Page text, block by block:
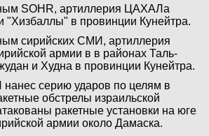
SOHR, артиллерия ЦАХАЛа
"Хизбаллы" в провинции Кунейтра.
сирийских СМИ, артиллерия
армии в в районах Таль-
и Худна в провинции Кунейтра.
серию ударов по целям в
обстрелы израильской
ракетные установки на юге
армии около Дамаска.